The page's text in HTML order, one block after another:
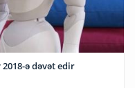
ə dəvət edir